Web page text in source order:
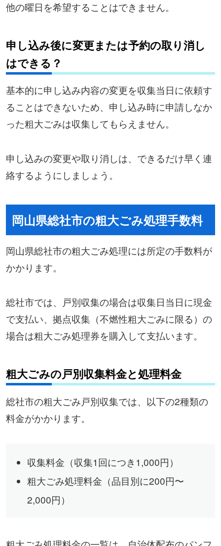
他の曜日を希望することはできません。
申し込み後に変更または予約の取り消し
はできる？
基本的に申し込み内容の変更を収集当日に依頼す
ることはできないため、申し込み時に申請しなか
った粗大ごみは収集してもらえません。
申し込みの変更や取り消しは、できるだけ早く連
絡するようにしましょう。
岡山県総社市の粗大ごみ処理手数料
岡山県総社市の粗大ごみ処理には所定の手数料が
かかります。
総社市では、戸別収集の場合は収集日当日に現金
で支払い、拠点収集（不燃性粗大ごみに限る）の
場合は粗大ごみ処理券を購入して支払います。
粗大ごみの戸別収集料金と処理料金
総社市の粗大ごみ戸別収集では、以下の2種類の
料金がかかります。
収集料金（収集1回につき1,000円）
粗大ごみ処理料金（品目別に200円〜
2,000円）